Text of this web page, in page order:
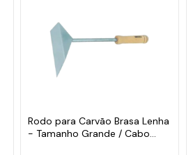
Rodo para Carvão Brasa Lenha
- Tamanho Grande / Cabo